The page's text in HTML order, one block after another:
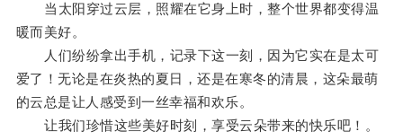
当太阳穿过云层，照耀在它身上时，整个世界都变得温
暖而美好。
人们纷纷拿出手机，记录下这一刻，因为它实在是太可
爱了！无论是在炎热的夏日，还是在寒冬的清晨，这朵最萌
的云总是让人感受到一丝幸福和欢乐。
让我们珍惜这些美好时刻，享受云朵带来的快乐吧！。